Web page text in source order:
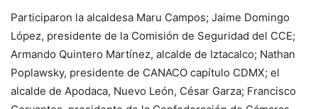
Participaron la alcaldesa Maru Campos; Jaime Domingo
López, presidente de la Comisión de Seguridad del CCE;
Armando Quintero Martínez, alcalde de Iztacalco; Nathan
Poplawsky, presidente de CANACO capítulo CDMX; el
alcalde de Apodaca, Nuevo León, César Garza; Francisco